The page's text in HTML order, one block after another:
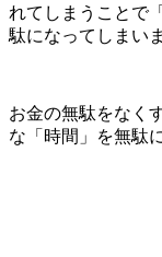
れてしまうことで
駄になってしまい
お金の無駄をなく
な「時間」を無駄